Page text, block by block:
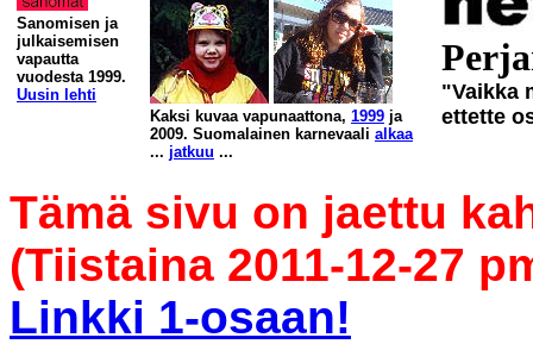
Sanomisen ja
julkaisemisen
vapautta
vuodesta 1999.
Uusin lehti
Kaksi kuvaa vapunaattona, 1999 ja
2009. Suomalainen karnevaali alkaa
... jatkuu ...
"Vaikka
ettette
Tämä sivu on jaettu
(Tiistaina 2011-12-27
Linkki 1-osaan!